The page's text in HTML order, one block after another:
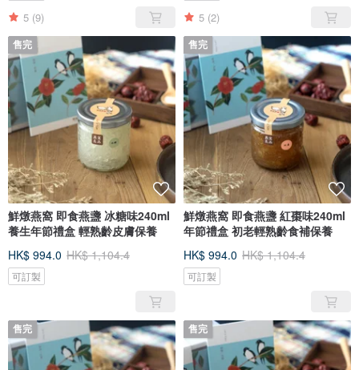
5 (9) 5 (2)
售完
鮮燉燕窩 即食燕盞 冰糖味240ml
養生年節禮盒 輕熟齡皮膚保養
HK$ 994.0 HK$ 1,104.4
可訂製
售完
鮮燉燕窩 即食燕盞 紅棗味240ml
年節禮盒 初老輕熟齡食補保養
HK$ 994.0 HK$ 1,104.4
可訂製
售完 售完